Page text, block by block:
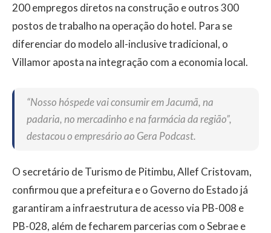
200 empregos diretos na construção e outros 300
postos de trabalho na operação do hotel. Para se
diferenciar do modelo all-inclusive tradicional, o
Villamor aposta na integração com a economia local.
“Nosso hóspede vai consumir em Jacumã, na
padaria, no mercadinho e na farmácia da região”,
destacou o empresário ao Gera Podcast.
O secretário de Turismo de Pitimbu, Allef Cristovam,
confirmou que a prefeitura e o Governo do Estado já
garantiram a infraestrutura de acesso via PB-008 e
PB-028, além de fecharem parcerias com o Sebrae e